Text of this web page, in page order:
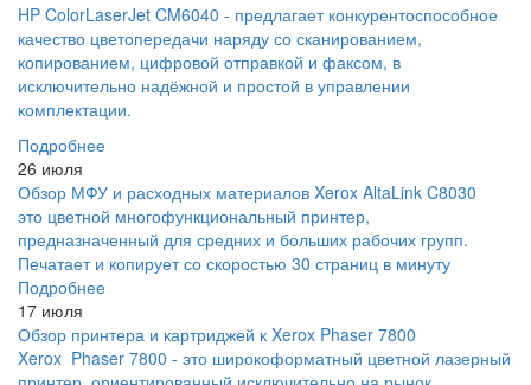
HP ColorLaserJet CM6040 - предлагает конкурентоспособное
качество цветопередачи наряду со сканированием,
копированием, цифровой отправкой и факсом, в
исключительно надёжной и простой в управлении
комплектации.
Подробнее
26 июля
Обзор МФУ и расходных материалов Xerox AltaLink C8030
это цветной многофункциональный принтер,
предназначенный для средних и больших рабочих групп.
Печатает и копирует со скоростью 30 страниц в минуту
Подробнее
17 июля
Обзор принтера и картриджей к Xerox Phaser 7800
Xerox Phaser 7800 - это широкоформатный цветной лазерный